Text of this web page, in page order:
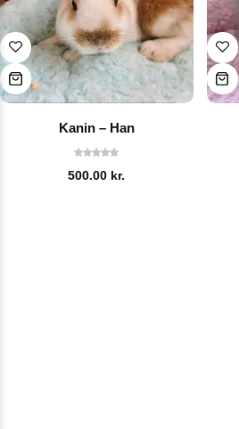
Kanin – Han
500.00 kr.